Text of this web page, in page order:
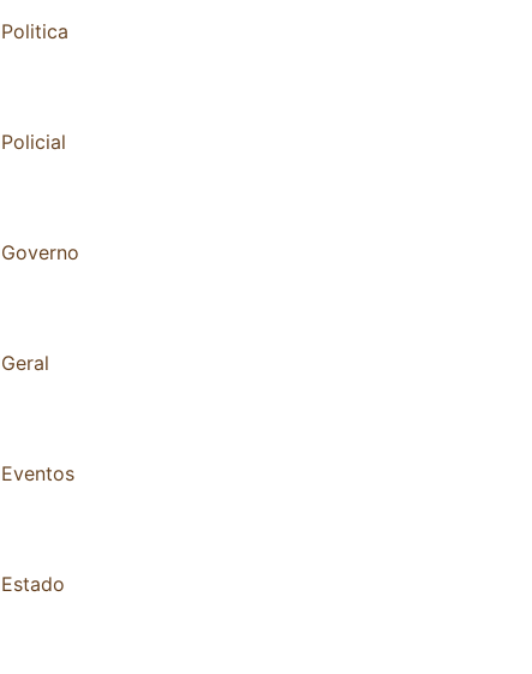
Politica
Policial
Governo
Geral
Eventos
Estado